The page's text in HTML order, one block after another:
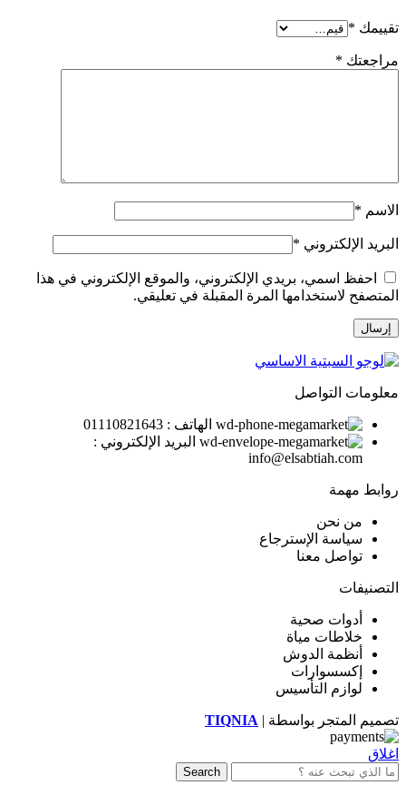
تقييمك *
مراجعتك *
الاسم *
البريد الإلكتروني *
احفظ اسمي، بريدي الإلكتروني، والموقع الإلكتروني في هذا
المتصفح لاستخدامها المرة المقبلة في تعليقي.
معلومات التواصل
الهاتف : 01110821643
البريد الإلكتروني :
info@elsabtiah.com
روابط مهمة
من نحن
سياسة الإسترجاع
تواصل معنا
التصنيفات
أدوات صحية
خلاطات مياة
أنظمة الدوش
إكسسوارات
لوازم التأسيس
تصميم المتجر بواسطة | TIQNIA
اغلاق
Search